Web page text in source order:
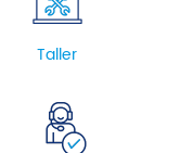
Taller